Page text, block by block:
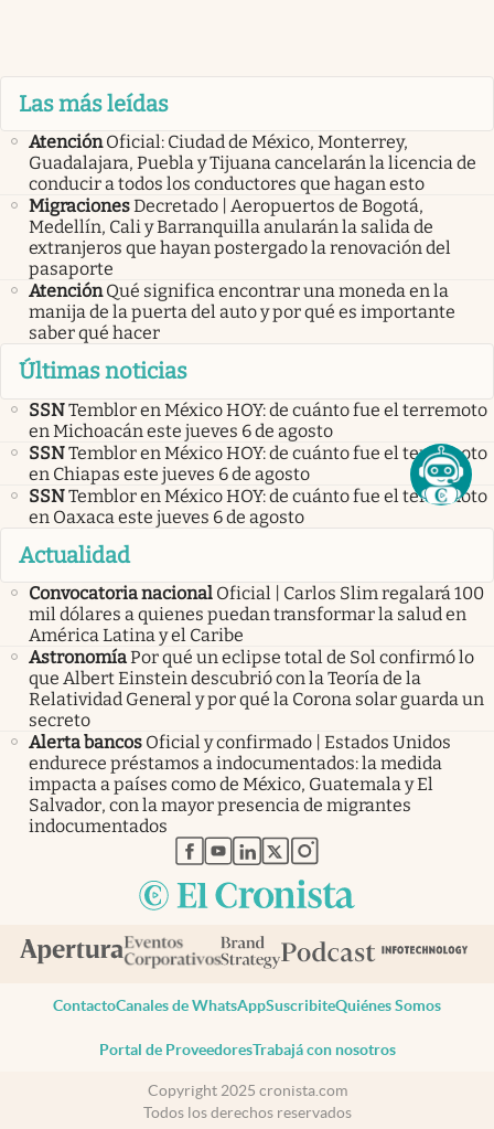
Las más leídas
Atención Oficial: Ciudad de México, Monterrey,
Guadalajara, Puebla y Tijuana cancelarán la licencia de
conducir a todos los conductores que hagan esto
MigracionesDecretado | Aeropuertos de Bogotá,
Medellín, Cali y Barranquilla anularán la salida de
extranjeros que hayan postergado la renovación del
pasaporte
Atención Qué significa encontrar una moneda en la
manija de la puerta del auto y por qué es importante
saber qué hacer
Últimas noticias
SSNTemblor en México HOY: de cuánto fue el terremoto
en Michoacán este jueves 6 de agosto
SSNTemblor en México HOY: de cuánto fue el terremoto
en Chiapas este jueves 6 de agosto
SSNTemblor en México HOY: de cuánto fue el terremoto
en Oaxaca este jueves 6 de agosto
Actualidad
Convocatoria nacional Oficial | Carlos Slim regalará 100
mil dólares a quienes puedan transformar la salud en
América Latina y el Caribe
AstronomíaPor qué un eclipse total de Sol confirmó lo
que Albert Einstein descubrió con la Teoría de la
Relatividad General y por qué la Corona solar guarda un
secreto
Alerta bancos Oficial y confirmado | Estados Unidos
endurece préstamos a indocumentados: la medida
impacta a países como de México, Guatemala y El
Salvador, con la mayor presencia de migrantes
indocumentados
abre en nueva pestaña
abre en nueva pestaña
abre en nueva pestaña
abre en nueva pestaña
abre en nueva pestaña
ContactoCanales de WhatsAppSuscribiteQuiénes Somos
Portal de ProveedoresTrabajá con nosotros
Copyright 2025 cronista.com
Todos los derechos reservados